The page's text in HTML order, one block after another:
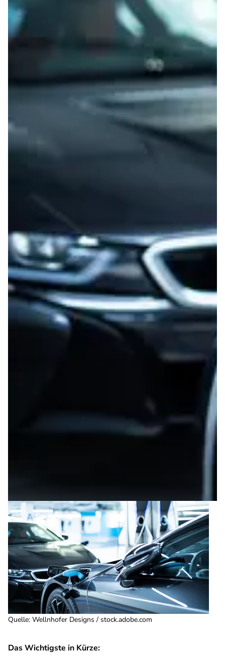
Quelle: Wellnhofer Designs / stock.adobe.com
Das Wichtigste in Kürze: